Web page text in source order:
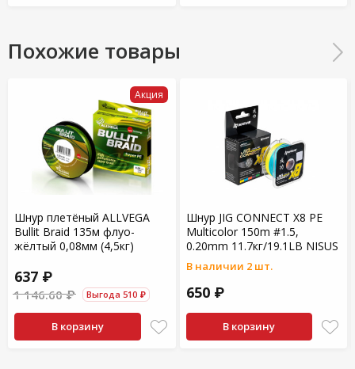
Похожие товары
Акция
Шнур плетёный ALLVEGA
Bullit Braid 135м флуо-
жёлтый 0,08мм (4,5кг)
637 ₽
1 146.60 ₽ Выгода 510 ₽
В корзину
Шнур JIG CONNECT X8 PE
Multicolor 150m #1.5,
0.20mm 11.7кг/19.1LB NISUS
В наличии 2 шт.
650 ₽
В корзину